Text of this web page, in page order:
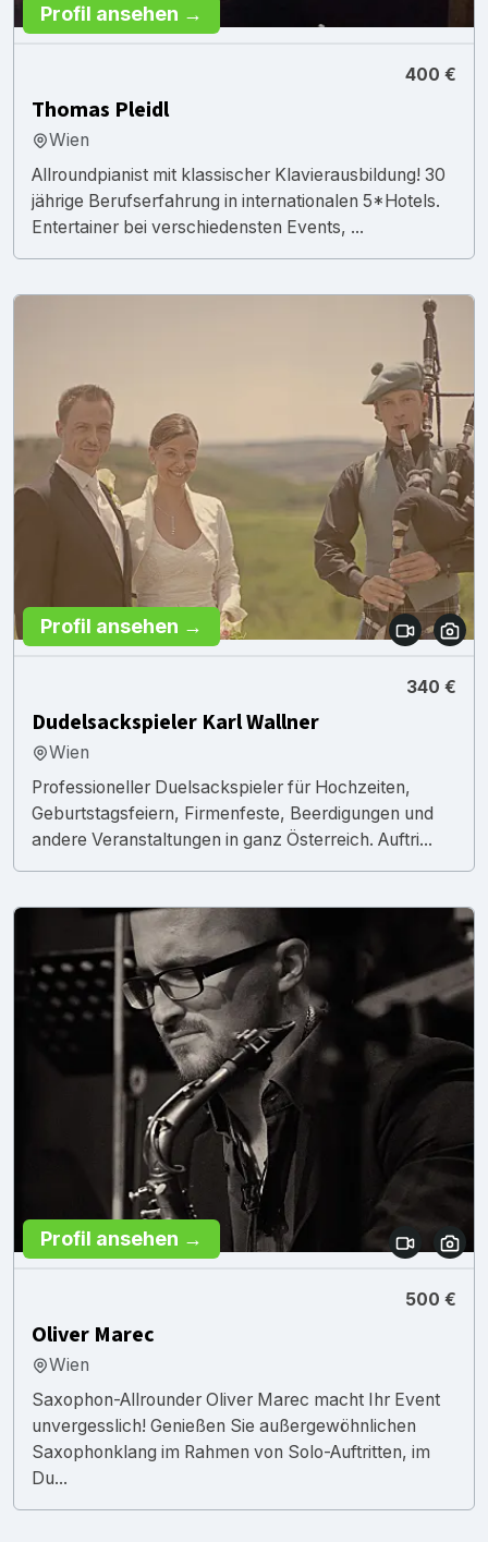
Profil ansehen →
400 €
Thomas Pleidl
Wien
Allroundpianist mit klassischer Klavierausbildung! 30
jährige Berufserfahrung in internationalen 5*Hotels.
Entertainer bei verschiedensten Events, ...
Profil ansehen →
340 €
Dudelsackspieler Karl Wallner
Wien
Professioneller Duelsackspieler für Hochzeiten,
Geburtstagsfeiern, Firmenfeste, Beerdigungen und
andere Veranstaltungen in ganz Österreich. Auftri...
Profil ansehen →
500 €
Oliver Marec
Wien
Saxophon-Allrounder Oliver Marec macht Ihr Event
unvergesslich! Genießen Sie außergewöhnlichen
Saxophonklang im Rahmen von Solo-Auftritten, im
Du...